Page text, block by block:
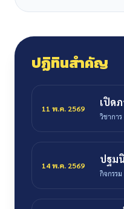
ปฏิทินสำคัญ
11 พ.ค. 2569 เปิด
วิชาการ
14 พ.ค. 2569 ปฐม
กิจกรรม